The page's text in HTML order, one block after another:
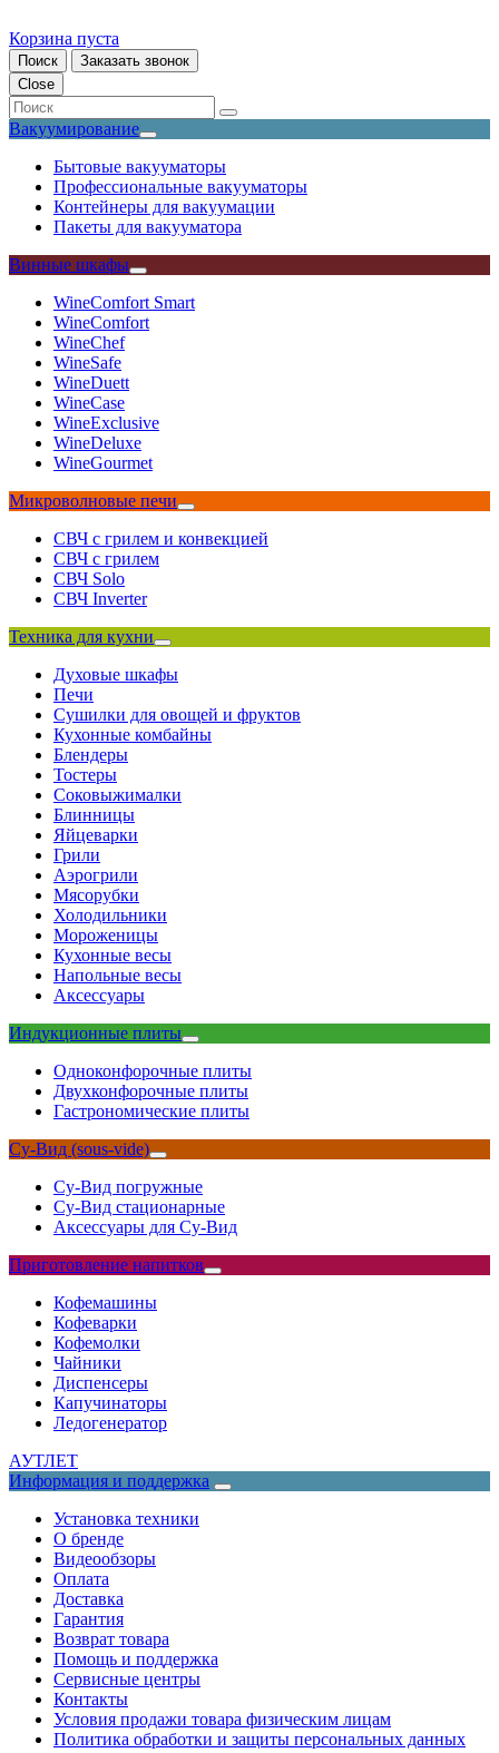
Корзина пуста
Поиск
Заказать звонок
Close
Вакуумирование
Бытовые вакууматоры
Профессиональные вакууматоры
Контейнеры для вакуумации
Пакеты для вакууматора
Винные шкафы
WineComfort Smart
WineComfort
WineChef
WineSafe
WineDuett
WineCase
WineExclusive
WineDeluxe
WineGourmet
Микроволновые печи
СВЧ с грилем и конвекцией
СВЧ с грилем
СВЧ Solo
СВЧ Inverter
Техника для кухни
Духовые шкафы
Печи
Сушилки для овощей и фруктов
Кухонные комбайны
Блендеры
Тостеры
Соковыжималки
Блинницы
Яйцеварки
Грили
Аэрогрили
Мясорубки
Холодильники
Мороженицы
Кухонные весы
Напольные весы
Аксессуары
Индукционные плиты
Одноконфорочные плиты
Двухконфорочные плиты
Гастрономические плиты
Су-Вид (sous-vide)
Су-Вид погружные
Су-Вид стационарные
Аксессуары для Су-Вид
Приготовление напитков
Кофемашины
Кофеварки
Кофемолки
Чайники
Диспенсеры
Капучинаторы
Ледогенератор
АУТЛЕТ
Информация и поддержка
Установка техники
О бренде
Видеообзоры
Оплата
Доставка
Гарантия
Возврат товара
Помощь и поддержка
Сервисные центры
Контакты
Условия продажи товара физическим лицам
Политика обработки и защиты персональных данных